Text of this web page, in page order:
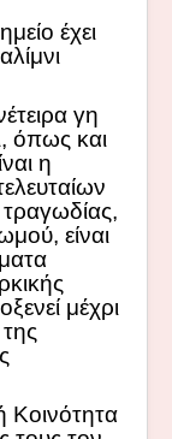
έχει
γη
όπως και
η
είναι
μέχρι
Κοινότητα